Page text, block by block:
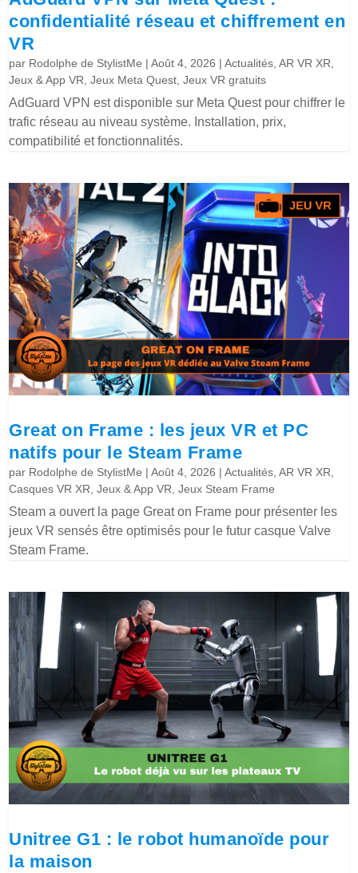
confidentialité réseau et chiffrement en
VR
par Rodolphe de StylistMe |Août 4, 2026 |Actualités ,AR VR XR
Jeux & App VR ,Jeux Meta Quest ,Jeux VR gratuits
AdGuard VPN est disponible sur Meta Quest pour chiffrer le
trafic réseau au niveau système. Installation, prix,
compatibilité et fonctionnalités.
Great on Frame : les jeux VR et PC
natifs pour le Steam Frame
par Rodolphe de StylistMe |Août 4, 2026 |Actualités ,AR VR XR
Casques VR XR ,Jeux & App VR ,Jeux Steam Frame
Steam a ouvert la page Great on Frame pour présenter les
jeux VR sensés être optimisés pour le futur casque Valve
Steam Frame.
Unitree G1 : le robot humanoïde pour
la maison